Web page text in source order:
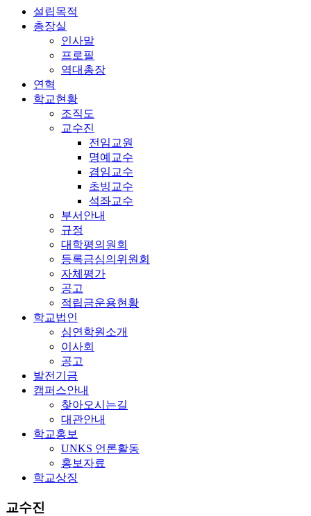
설립목적
총장실
인사말
프로필
역대총장
연혁
학교현황
조직도
교수진
전임교원
명예교수
겸임교수
초빙교수
석좌교수
부서안내
규정
대학평의원회
등록금심의위원회
자체평가
공고
적립금운용현황
학교법인
심연학원소개
이사회
공고
발전기금
캠퍼스안내
찾아오시는길
대관안내
학교홍보
UNKS 언론활동
홍보자료
학교상징
교수진